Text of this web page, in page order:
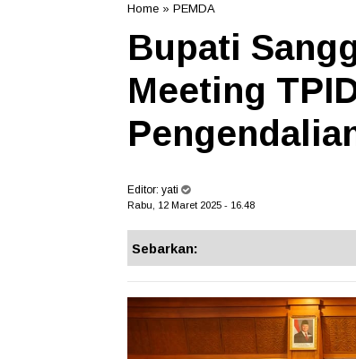
Home » PEMDA
Bupati
Meeting
Editor: yati
Rabu, 12 Maret 2025 - 16.48
Sebarkan: